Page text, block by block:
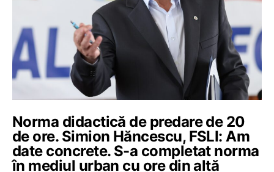
Norma didactică de predare de 20
de ore. Simion Hăncescu, FSLI: Am
date concrete. S-a completat norma
în mediul urban cu ore din altă